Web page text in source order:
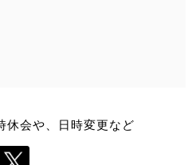
休会や、日時変更など